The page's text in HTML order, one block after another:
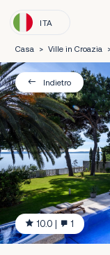
ITA
Casa > Ville in Croazia
Indietro
10.0 | 1